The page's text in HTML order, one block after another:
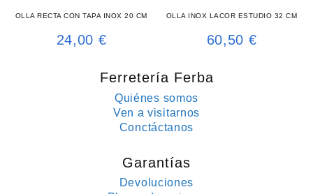
OLLA RECTA CON TAPA INOX 20 CM
24,00 €
OLLA INOX LACOR ESTUDIO 32 CM
60,50 €
Ferretería Ferba
Quiénes somos
Ven a visitarnos
Conctáctanos
Garantías
Devoluciones